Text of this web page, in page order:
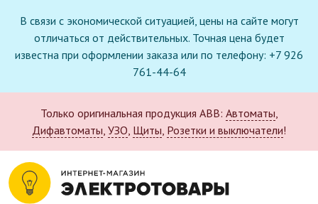
В связи с экономической ситуацией, цены на сайте могут
отличаться от действительных. Точная цена будет
известна при оформлении заказа или по телефону: +7 926
761-44-64
Только оригинальная продукция ABB: Автоматы,
Дифавтоматы, УЗО, Щиты, Розетки и выключатели!